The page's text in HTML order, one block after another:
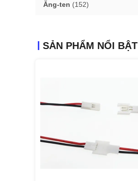
Ăng-ten (152)
SẢN PHẨM NỔI BẬT